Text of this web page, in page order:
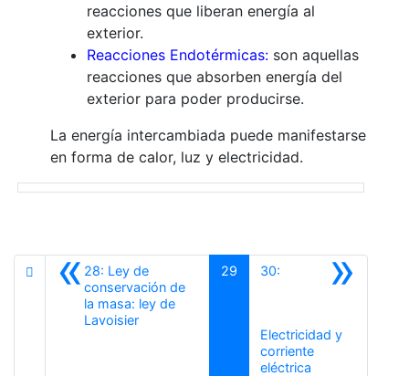
reacciones que liberan energía al
exterior.
Reacciones Endotérmicas: son aquellas
reacciones que absorben energía del
exterior para poder producirse.
La energía intercambiada puede manifestarse
en forma de calor, luz y electricidad.
«28: Ley de
conservación de
la masa: ley de
LavoisierAnterior
29 »
30:
Electricidad y
corriente
eléctrica